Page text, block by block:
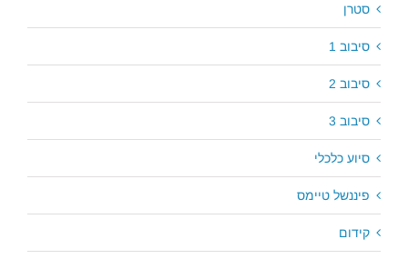
סטרן
סיבוב 1
סיבוב 2
סיבוב 3
סיוע כלכלי
פיננשל טיימס
קידום